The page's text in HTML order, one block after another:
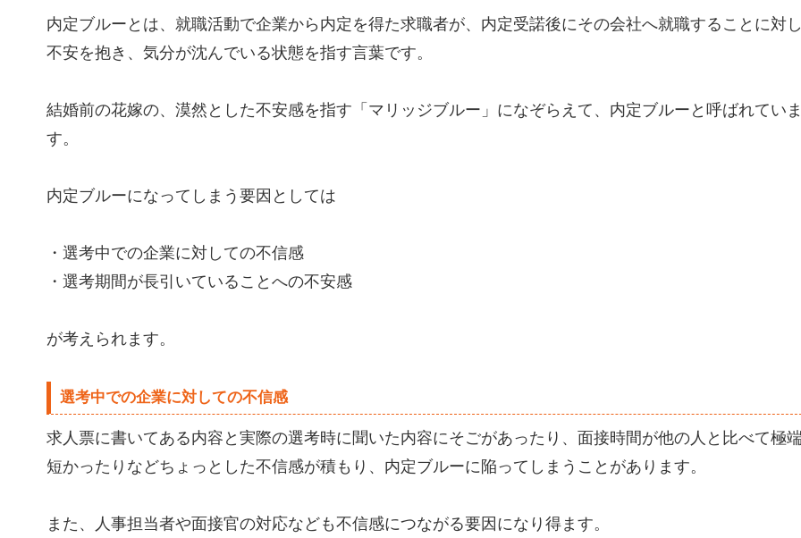
内定ブルーとは、就職活動で企業から内定を得た求職者が、内定受諾後にその会社へ就職することに対
不安を抱き、気分が沈んでいる状態を指す言葉です。
結婚前の花嫁の、漠然とした不安感を指す「マリッジブルー」になぞらえて、内定ブルーと呼ばれてい
す。
内定ブルーになってしまう要因としては
・選考中での企業に対しての不信感
・選考期間が長引いていることへの不安感
が考えられます。
選考中での企業に対しての不信感
求人票に書いてある内容と実際の選考時に聞いた内容にそごがあったり、面接時間が他の人と比べて極
短かったりなどちょっとした不信感が積もり、内定ブルーに陥ってしまうことがあります。
また、人事担当者や面接官の対応なども不信感につながる要因になり得ます。